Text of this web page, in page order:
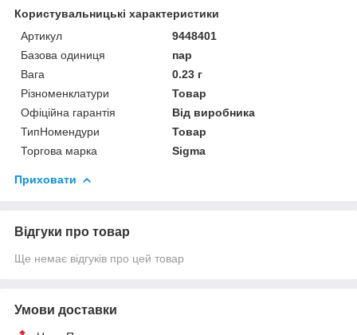
Користувальницькі характеристики
Артикул
9448401
Базова одиниця
пар
Вага
0.23 г
Різноменклатури
Товар
Офіційна гарантія
Від виробника
ТипНомендури
Товар
Торгова марка
Sigma
Приховати
Відгуки про товар
Ще немає відгуків про цей товар
Умови доставки